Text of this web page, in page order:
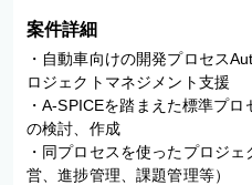
案件詳細
・自動車向けの開発プロセス
ロジェクトマネジメント支援
・A-SPICEを踏まえた標準プ
の検討、作成
・同プロセスを使ったプロジ
営、進捗管理、課題管理等）